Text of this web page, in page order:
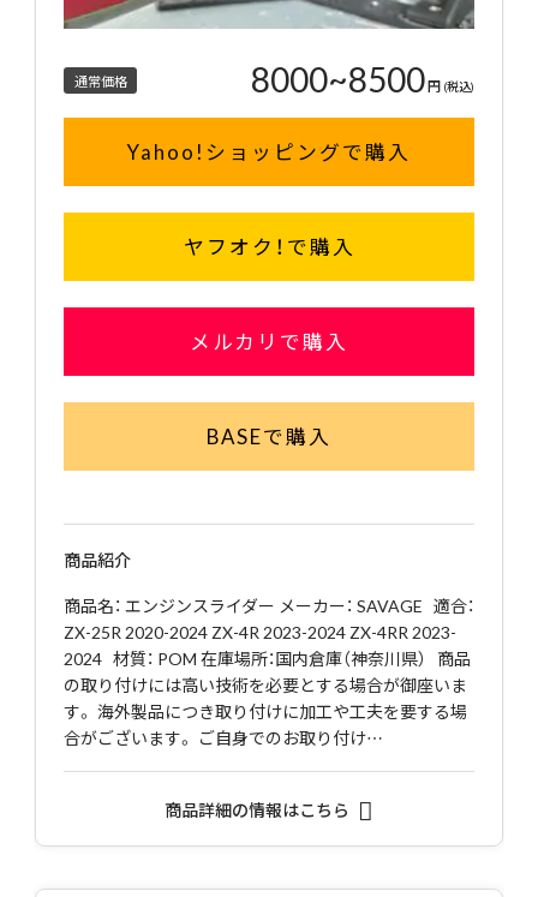
通常価格 8000~8500円 (税込)
Yahoo!ショッピングで購入
ヤフオク！で購入
メルカリで購入
BASEで購入
商品紹介
商品名： エンジンスライダー メーカー： SAVAGE 適合：
ZX-25R 2020-2024 ZX-4R 2023-2024 ZX-4RR 2023-
2024 材質： POM 在庫場所：国内倉庫（神奈川県） 商品
の取り付けには高い技術を必要とする場合が御座いま
す。 海外製品につき取り付けに加工や工夫を要する場
合がございます。 ご自身でのお取り付け…
商品詳細の情報はこちら